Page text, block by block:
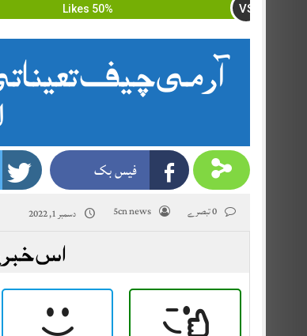
50% Likes VS
آرمی چیف
فیس بک
5cn news دسمبر 1, 2022
اس خبر